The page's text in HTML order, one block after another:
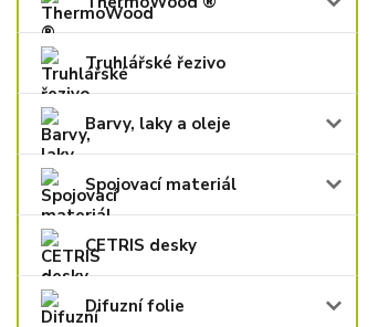
Truhlářské řezivo
Barvy, laky a oleje
Spojovací materiál
CETRIS desky
Difuzní folie